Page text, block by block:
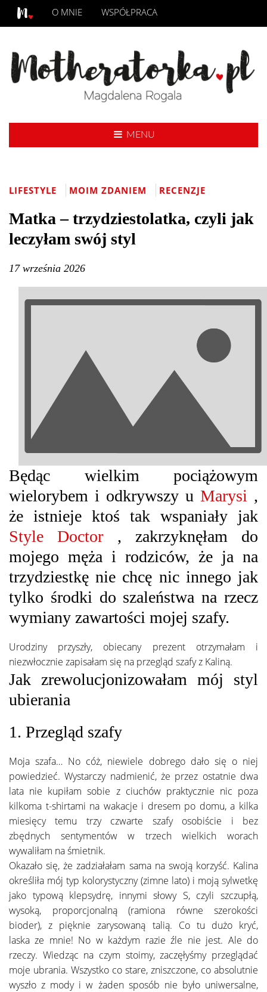
O MNIE WSPÓŁPRACA
MENU
LIFESTYLE MOIM ZDANIEM RECENZJE
Matka – trzydziestolatka, czyli jak
leczyłam swój styl
17 września 2026
Będąc wielkim pociążowym
wielorybem i odkrywszy u Marysi ,
że istnieje ktoś tak wspaniały jak
Style Doctor , zakrzyknęłam do
mojego męża i rodziców, że ja na
trzydziestkę nie chcę nic innego jak
tylko środki do szaleństwa na rzecz
wymiany zawartości mojej szafy.
Urodziny przyszły, obiecany prezent otrzymałam i
niezwłocznie zapisałam się na przegląd szafy z Kaliną.
Jak zrewolucjonizowałam mój styl
ubierania
1. Przegląd szafy
Moja szafa… No cóż, niewiele dobrego dało się o niej
powiedzieć. Wystarczy nadmienić, że przez ostatnie dwa
lata nie kupiłam sobie z ciuchów praktycznie nic poza
kilkoma t-shirtami na wakacje i dresem po domu, a kilka
miesięcy temu trzy czwarte szafy osobiście i bez
zbędnych sentymentów w trzech wielkich worach
wywaliłam na śmietnik.
Okazało się, że zadziałałam sama na swoją korzyść. Kalina
określiła mój typ kolorystyczny (zimne lato) i moją sylwetkę
jako typową klepsydrę, innymi słowy S, czyli szczupłą,
wysoką, proporcjonalną (ramiona równe szerokości
bioder), z pięknie zarysowaną talią. Co tu dużo kryć,
laska ze mnie! No w każdym razie źle nie jest. Ale do
rzeczy. Wiedząc na czym stoimy, zaczęłyśmy przeglądać
moje ubrania. Wszystko co stare, zniszczone, co absolutnie
wyszło z mody i w żaden sposób nie było uniwersalne,